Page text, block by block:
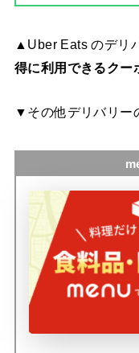
▲Uber Eats のデリ
得に利用できるクー
▼その他デリバリー